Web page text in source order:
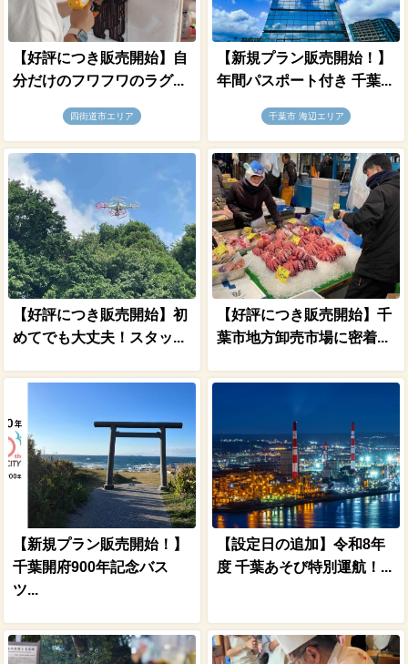
【好評につき販売開始】自
分だけのフワフワのラグ...
四街道市エリア
【新規プラン販売開始！】
年間パスポート付き 千葉...
千葉市 海辺エリア
【好評につき販売開始】初
めてでも大丈夫！スタッ...
【好評につき販売開始】千
葉市地方卸売市場に密着...
【新規プラン販売開始！】
千葉開府900年記念バス
ツ...
【設定日の追加】令和8年
度 千葉あそび特別運航！...